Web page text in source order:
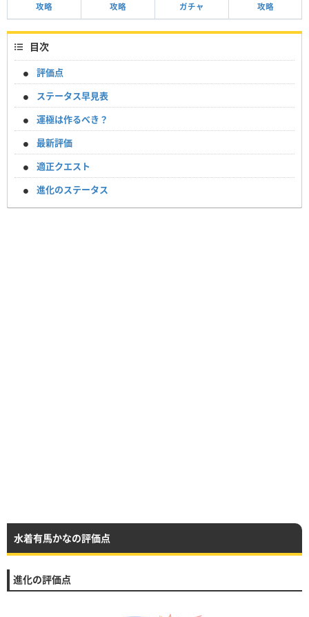
攻略 攻略 ガチャ 攻略
目次
評価点
ステータス早見表
運極は作るべき？
最新評価
適正クエスト
進化のステータス
水着有馬かなの評価点
進化の評価点